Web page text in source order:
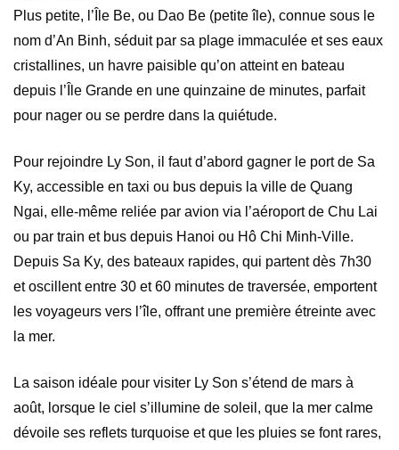
Plus petite, l’Île Be, ou Dao Be (petite île), connue sous le
nom d’An Binh, séduit par sa plage immaculée et ses eaux
cristallines, un havre paisible qu’on atteint en bateau
depuis l’Île Grande en une quinzaine de minutes, parfait
pour nager ou se perdre dans la quiétude.
Pour rejoindre Ly Son, il faut d’abord gagner le port de Sa
Ky, accessible en taxi ou bus depuis la ville de Quang
Ngai, elle-même reliée par avion via l’aéroport de Chu Lai
ou par train et bus depuis Hanoi ou Hô Chi Minh-Ville.
Depuis Sa Ky, des bateaux rapides, qui partent dès 7h30
et oscillent entre 30 et 60 minutes de traversée, emportent
les voyageurs vers l’île, offrant une première étreinte avec
la mer.
La saison idéale pour visiter Ly Son s’étend de mars à
août, lorsque le ciel s’illumine de soleil, que la mer calme
dévoile ses reflets turquoise et que les pluies se font rares,